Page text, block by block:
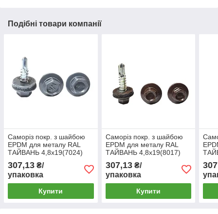
Подібні товари компанії
Саморіз покр. з шайбою
EPDM для металу RAL
ТАЙВАНЬ 4,8х19(7024)
307,13 ₴/
упаковка
Купити
Саморіз покр. з шайбою
EPDM для металу RAL
ТАЙВАНЬ 4,8х19(8017)
307,13₴/
упаковка
Купити